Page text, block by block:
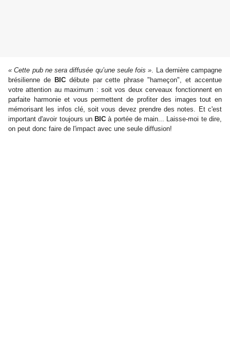
« Cette pub ne sera diffusée qu’une seule fois ». La dernière campagne
brésilienne de BICdébute par cette phrase "hameçon", et accentue
votre attention au maximum : soit vos deux cerveaux fonctionnent en
parfaite harmonie et vous permettent de profiter des images tout en
mémorisant les infos clé, soit vous devez prendre des notes. Et c'est
important d'avoir toujours un BIC à portée de main... Laisse-moi te dire,
on peut donc faire de l'impact avec une seule diffusion!